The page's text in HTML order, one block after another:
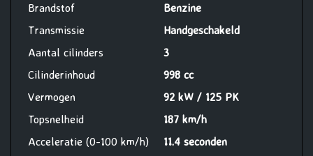
Brandstof
Benzine
Transmissie
Handgeschakeld
Aantal cilinders
3
Cilinderinhoud
998 cc
Vermogen
92 kW / 125 PK
Topsnelheid
187 km/h
Acceleratie (0-100 km/h)
11.4 seconden